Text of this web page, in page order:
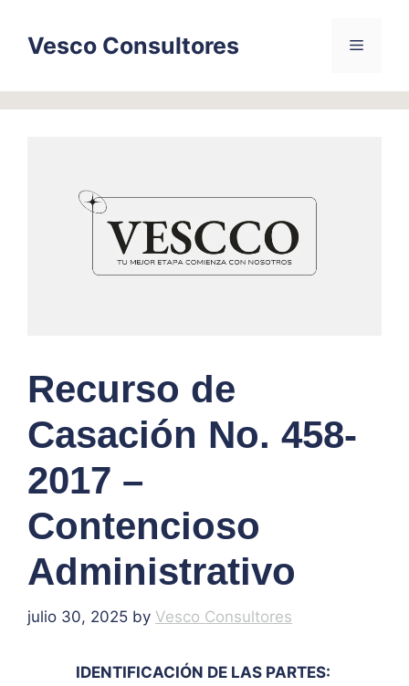
contentVesco Consultores Menu
Recurso de
Casación No. 458-
2017 –
Contencioso
Administrativo
julio 30, 2025 by Vesco Consultores
IDENTIFICACIÓN DE LAS PARTES: